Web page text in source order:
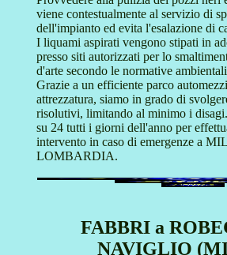
viene contestualmente al servizio di
dell'impianto ed evita l'esalazione di
I liquami aspirati vengono stipati in
presso siti autorizzati per lo
d'arte secondo le normative
Grazie a un efficiente parco
attrezzatura, siamo in grado di
risolutivi, limitando al minimo i
su 24 tutti i giorni dell'anno per
intervento in caso di emergenze a
LOMBARDIA.
FABBRI a
NAVIGLIO